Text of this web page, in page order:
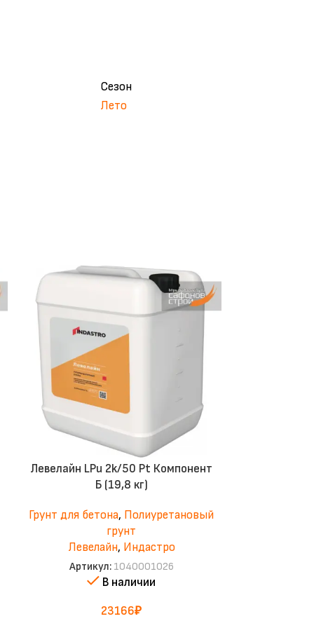
Сезон
Лето
Левелайн LPu 2k/50 Pt Компонент
Б (19,8 кг)
Грунт для бетона, Полиуретановый
грунт
Левелайн, Индастро
Артикул: 1040001026
В наличии
23166₽